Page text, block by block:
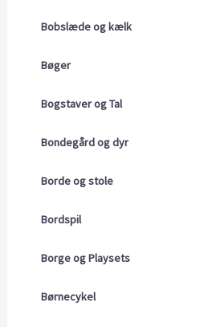
Bobslæde og kælk
Bøger
Bogstaver og Tal
Bondegård og dyr
Borde og stole
Bordspil
Borge og Playsets
Børnecykel